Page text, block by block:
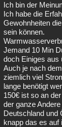
Ich bin der
Ich habe die
Gewohnheiten
sein können.
Jemand 10 Min
doch Einiges aus
Auch je nach
ziemlich viel
lange benötigt
150€ ist so an
der ganze
Deutschland und
knapp das es auf